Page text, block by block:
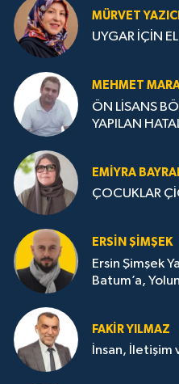
MÜRVET
UYGAR İÇİN EL
MEHMET
ÖN LİSANS
YAPILAN
EMIYRA
ÇOCUKLAR
ERSIN ŞIMŞEK
Ersin Şimşek
Batum’a,
FAKIR YILMAZ
İnsan, İletişim